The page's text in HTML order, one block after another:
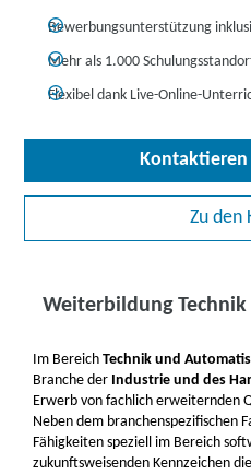
Bewerbungsunterstützung
Mehr als 1.000
Flexibel dank Live-Online-
Kontaktieren
Zu den
Weiterbildung
Im BereichTechnik und
Branche der Industrie und des
Erwerb von fachlich erweiternden
Neben dem branchenspezifischen
Fähigkeiten speziell im Bereich
zukunftsweisenden Kennzeichen